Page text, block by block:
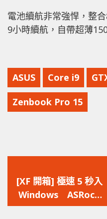
電池續航非常強悍，整
9小時續航，自帶超薄
ASUS Core i9
Zenbook Pro 15
一
篇
文
[XF 開箱] 極速 5 秒入
Windows ASRock
DeskMini 310 慳電又